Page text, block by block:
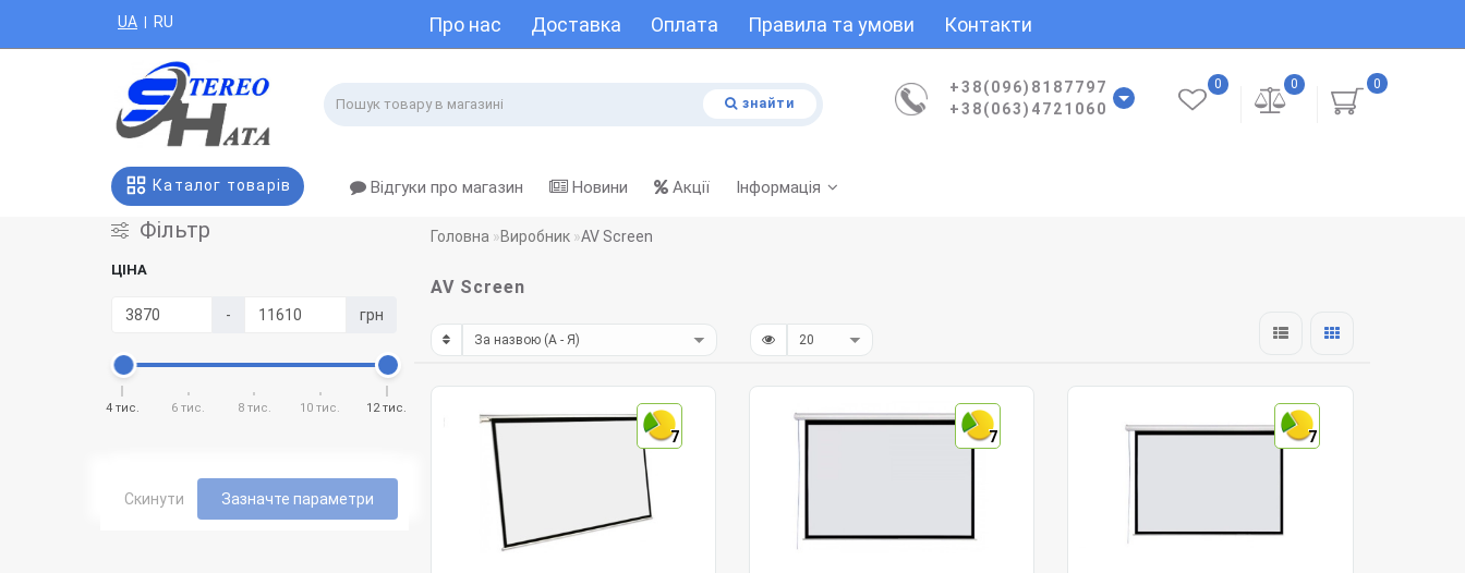
Про нас Доставка Оплата Правила та умови Контакти
UA | RU
знайти
+38(096)8187797
+38(063)4721060
0
0
0
Каталог товарів Відгуки про магазин Новини Акції Інформація
Фiльтр
ЦІНА
- грн
4 тис. 6 тис. 8 тис. 10 тис. 12 тис.
Скинути Зазначте параметри
Головна Виробник AV Screen
AV Screen
7 7 7